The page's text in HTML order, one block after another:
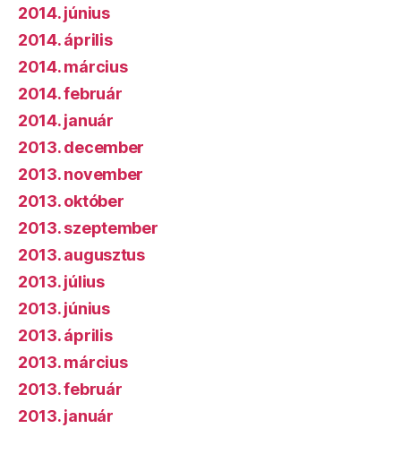
2014. június
2014. április
2014. március
2014. február
2014. január
2013. december
2013. november
2013. október
2013. szeptember
2013. augusztus
2013. július
2013. június
2013. április
2013. március
2013. február
2013. január